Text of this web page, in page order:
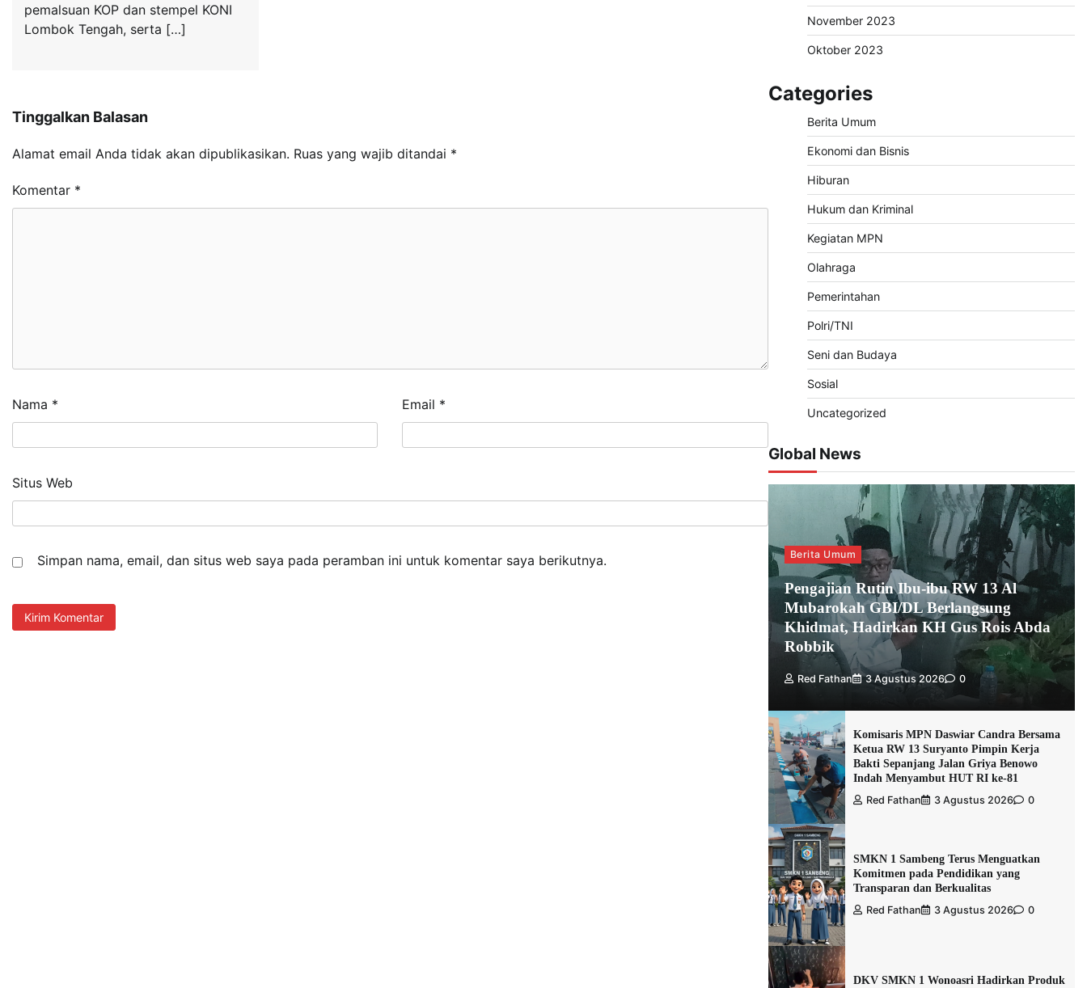
pemalsuan KOP dan stempel KONI
Lombok Tengah, serta […]
Tinggalkan Balasan
Alamat email Anda tidak akan dipublikasikan. Ruas yang wajib ditandai *
Komentar *
Nama * Email *
Situs Web
Simpan nama, email, dan situs web saya pada peramban ini untuk komentar saya berikutnya.
November 2023
Oktober 2023
Categories
Berita Umum
Ekonomi dan Bisnis
Hiburan
Hukum dan Kriminal
Kegiatan MPN
Olahraga
Pemerintahan
Polri/TNI
Seni dan Budaya
Sosial
Uncategorized
Global News
Berita Umum
Pengajian Rutin Ibu-ibu RW 13 Al
Mubarokah GBI/DL Berlangsung
Khidmat, Hadirkan KH Gus Rois Abda
Robbik
Red Fathan 3 Agustus 2026 0
Komisaris MPN Daswiar Candra Bersama
Ketua RW 13 Suryanto Pimpin Kerja
Bakti Sepanjang Jalan Griya Benowo
Indah Menyambut HUT RI ke-81
Red Fathan 3 Agustus 2026 0
SMKN 1 Sambeng Terus Menguatkan
Komitmen pada Pendidikan yang
Transparan dan Berkualitas
Red Fathan 3 Agustus 2026 0
DKV SMKN 1 Wonoasri Hadirkan Produk